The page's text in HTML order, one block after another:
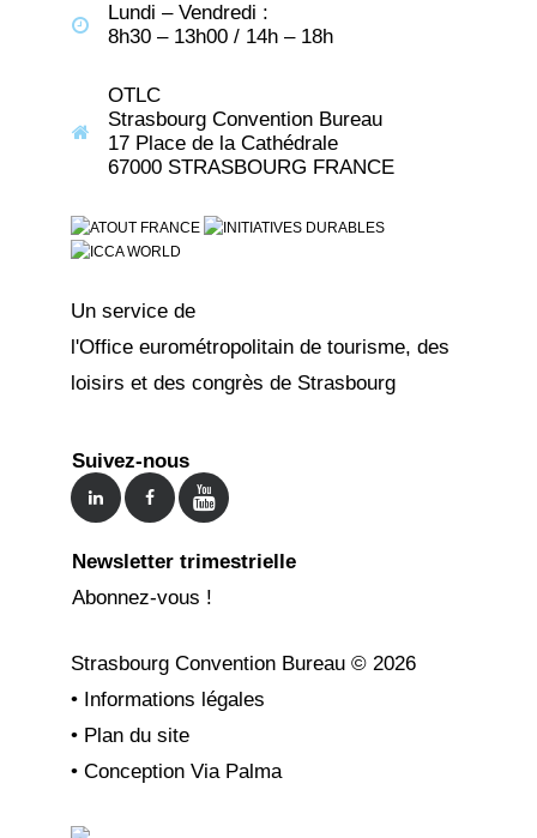
Lundi – Vendredi :
8h30 – 13h00 / 14h – 18h
OTLC
Strasbourg Convention Bureau
17 Place de la Cathédrale
67000 STRASBOURG FRANCE
Un service de
l'Office eurométropolitain de tourisme, des
loisirs et des congrès de Strasbourg
Suivez-nous
Newsletter trimestrielle
Abonnez-vous !
Strasbourg Convention Bureau © 2026
• Informations légales
• Plan du site
• Conception Via Palma